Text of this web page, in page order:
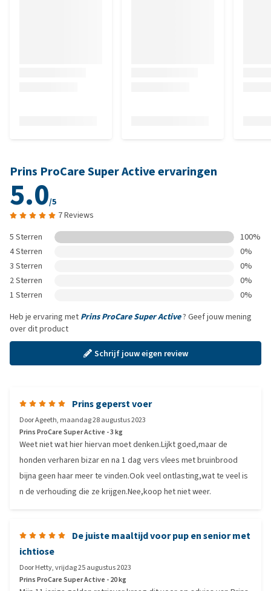
Prins ProCare Super Active ervaringen
5.0/5
7 Reviews
5 Sterren
100%
4 Sterren
0%
3 Sterren
0%
2 Sterren
0%
1 Sterren
0%
Heb je ervaring met Prins ProCare Super Active? Geef jouw mening
over dit product
Schrijf jouw eigen review
Prins geperst voer
DoorAgeeth, maandag 28 augustus 2023
Prins ProCare Super Active - 3 kg
Weet niet wat hier hiervan moet denken.Lijkt goed,maar de
honden verharen bizar en na 1 dag vers vlees met bruinbrood
bijna geen haar meer te vinden.Ook veel ontlasting,wat te veel is
n de verhouding die ze krijgen.Nee,koop het niet weer.
De juiste maaltijd voor pup en senior met
ichtiose
DoorHetty,vrijdag 25 augustus 2023
Prins ProCare Super Active - 20 kg